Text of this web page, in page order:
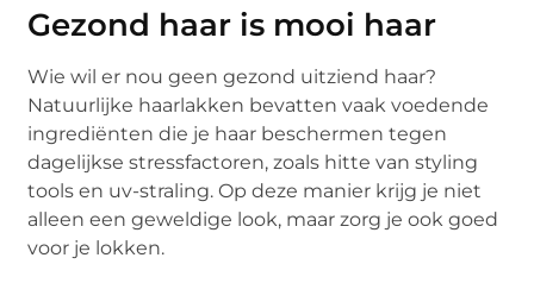
Gezond haar is mooi haar
Wie wil er nou geen gezond uitziend haar?
Natuurlijke haarlakken bevatten vaak voedende
ingrediënten die je haar beschermen tegen
dagelijkse stressfactoren, zoals hitte van styling
tools en uv-straling. Op deze manier krijg je niet
alleen een geweldige look, maar zorg je ook goed
voor je lokken.